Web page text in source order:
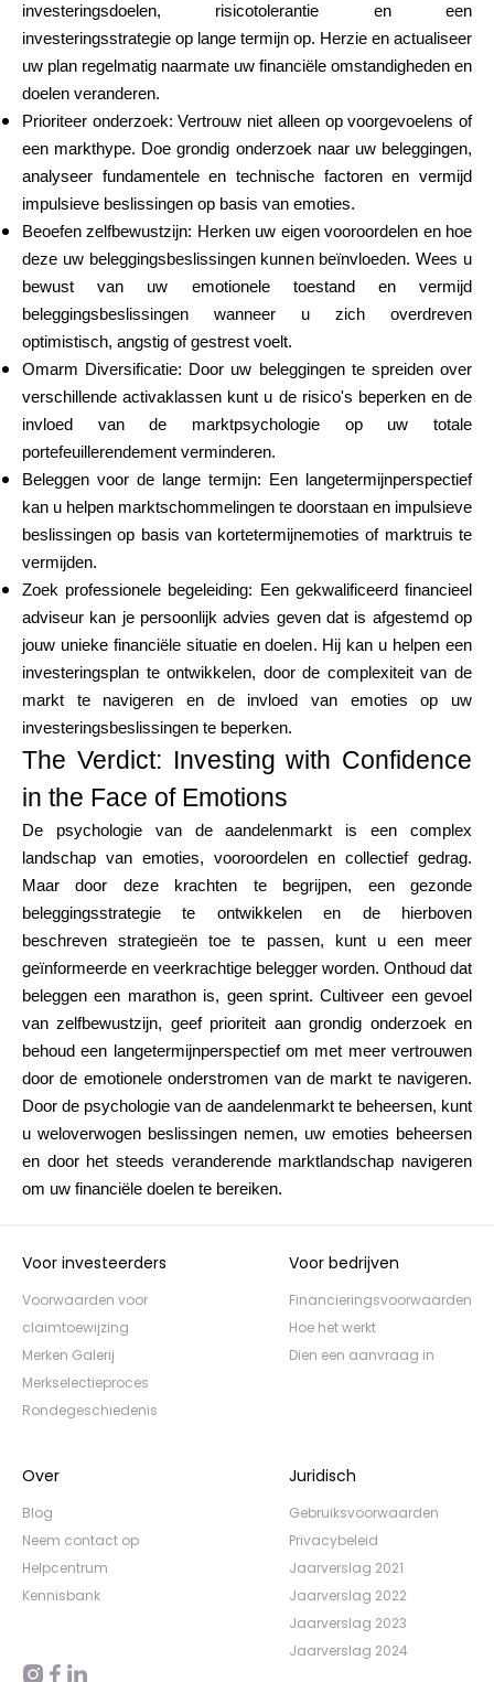
investeringsdoelen, risicotolerantie en een
investeringsstrategie op lange termijn op. Herzie en actualiseer
uw plan regelmatig naarmate uw financiële omstandigheden en
doelen veranderen.
Prioriteer onderzoek: Vertrouw niet alleen op voorgevoelens of
een markthype. Doe grondig onderzoek naar uw beleggingen,
analyseer fundamentele en technische factoren en vermijd
impulsieve beslissingen op basis van emoties.
Beoefen zelfbewustzijn: Herken uw eigen vooroordelen en hoe
deze uw beleggingsbeslissingen kunnen beïnvloeden. Wees u
bewust van uw emotionele toestand en vermijd
beleggingsbeslissingen wanneer u zich overdreven
optimistisch, angstig of gestrest voelt.
Omarm Diversificatie: Door uw beleggingen te spreiden over
verschillende activaklassen kunt u de risico's beperken en de
invloed van de marktpsychologie op uw totale
portefeuillerendement verminderen.
Beleggen voor de lange termijn: Een langetermijnperspectief
kan u helpen marktschommelingen te doorstaan en impulsieve
beslissingen op basis van kortetermijnemoties of marktruis te
vermijden.
Zoek professionele begeleiding: Een gekwalificeerd financieel
adviseur kan je persoonlijk advies geven dat is afgestemd op
jouw unieke financiële situatie en doelen. Hij kan u helpen een
investeringsplan te ontwikkelen, door de complexiteit van de
markt te navigeren en de invloed van emoties op uw
investeringsbeslissingen te beperken.
The Verdict: Investing with Confidence
in the Face of Emotions
De psychologie van de aandelenmarkt is een complex
landschap van emoties, vooroordelen en collectief gedrag.
Maar door deze krachten te begrijpen, een gezonde
beleggingsstrategie te ontwikkelen en de hierboven
beschreven strategieën toe te passen, kunt u een meer
geïnformeerde en veerkrachtige belegger worden. Onthoud dat
beleggen een marathon is, geen sprint. Cultiveer een gevoel
van zelfbewustzijn, geef prioriteit aan grondig onderzoek en
behoud een langetermijnperspectief om met meer vertrouwen
door de emotionele onderstromen van de markt te navigeren.
Door de psychologie van de aandelenmarkt te beheersen, kunt
u weloverwogen beslissingen nemen, uw emoties beheersen
en door het steeds veranderende marktlandschap navigeren
om uw financiële doelen te bereiken.
Voor investeerders
Voorwaarden voor
claimtoewijzing
Merken Galerij
Merkselectieproces
Rondegeschiedenis
Voor bedrijven
Financieringsvoorwaarden
Hoe het werkt
Dien een aanvraag in
Over
Blog
Neem contact op
Helpcentrum
Kennisbank
Juridisch
Gebruiksvoorwaarden
Privacybeleid
Jaarverslag 2021
Jaarverslag 2022
Jaarverslag 2023
Jaarverslag 2024